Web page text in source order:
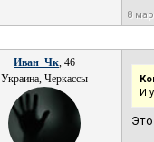
8
Иван_Чк, 46
Украина, Черкассы
И